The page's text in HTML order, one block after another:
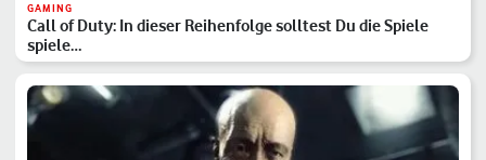
GAMING
Call of Duty: In dieser Reihenfolge solltest Du die Spiele
spiele…